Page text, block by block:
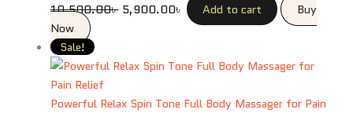
10,500.00৳ 5,900.00৳ Add to cart
Buy
Now
Sale!
Powerful Relax Spin Tone Full Body Massager for Pain